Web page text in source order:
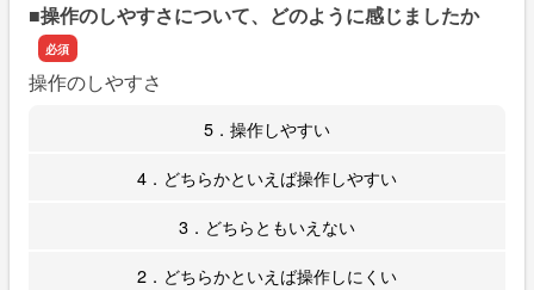
■操作のしやすさについて、どのように感じましたか
操作のしやすさ
5．操作しやすい
4．どちらかといえば操作しやすい
3．どちらともいえない
2．どちらかといえば操作しにくい